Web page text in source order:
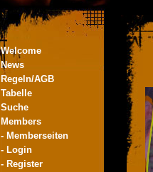
Welcome
News
Regeln/AGB
Tabelle
Suche
Members
- Memberseiten
- Login
- Register